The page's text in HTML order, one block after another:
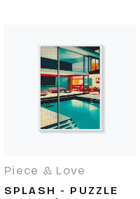
Fournisseur :
Piece & Love
SPLASH - PUZZLE